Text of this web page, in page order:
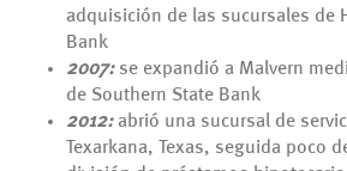
adquisición de las sucursales de
Bank
2007:se expandió a Malvern
de Southern State Bank
2012:abrió una sucursal de
Texarkana, Texas, seguida poco